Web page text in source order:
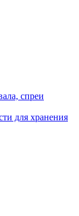
спреи
для хранения